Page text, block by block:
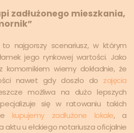
zadłużonego mieszkania,
najgorszy scenariusz, w którym
jego rynkowej wartości. Jako
komornikiem wiemy dokładnie, że
nawet gdy doszło do zajęcia
możliwa na dużo lepszych
się w ratowaniu takich
kupujemy zadłużone lokale, a
aktu u ełckiego notariusza oficjalnie